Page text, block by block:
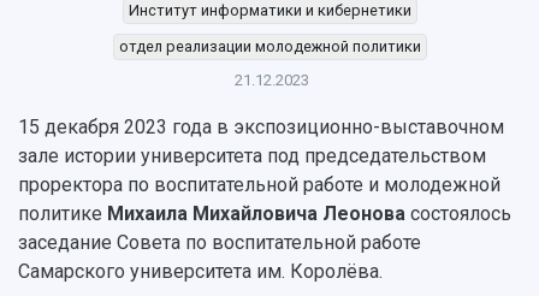
Персоналии
Сотрудники и преподаватели
Структура университета
Институты и факультеты
Кафедры
Научные подразделения
Отделы и службы
Мы в соцсетях
Подкасты
Просветительский проект "Одержимы
Образовательные программы
Профессорско-преподавательский состав
Стипендии
Тестирование иностранных граждан на
знание русского языка, истории России и
основ законодательства РФ
Справочные материалы
Научно-исследовательские подразделения
Структурная схема управления научно-
исследовательской деятельностью
Материальная база
Подразделения научного обслуживания
Организационные документы
Институт информатики и кибернетики
отдел реализации молодежной политики
21.12.2023
15 декабря 2023 года в экспозиционно-выставочном
зале истории университета под председательством
проректора по воспитательной работе и молодежной
политике Михаила Михайловича Леонова состоялось
заседание Совета по воспитательной работе
Самарского университета им. Королёва.